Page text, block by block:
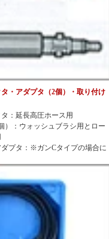
・アダプタ（2個）・取り付け
：延長高圧ホース用
）：ウォッシュブラシ用とロー
ダプタ：※ガンCタイプの場合に